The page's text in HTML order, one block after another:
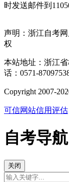
时发送邮件到
声明：浙江自考
权
本站地址：浙江
话：0571-
Copyright 2007-
可信网站信用评估
自考导航
关闭